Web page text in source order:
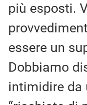
più esposti.
essere un
Dobbiamo
intimidire da